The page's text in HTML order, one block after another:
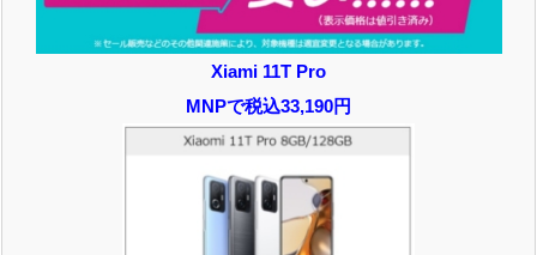
Xiami 11T Pro
MNPで税込33,190円